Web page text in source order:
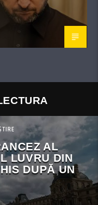
AL
LUVRU DIN
DUPĂ UN